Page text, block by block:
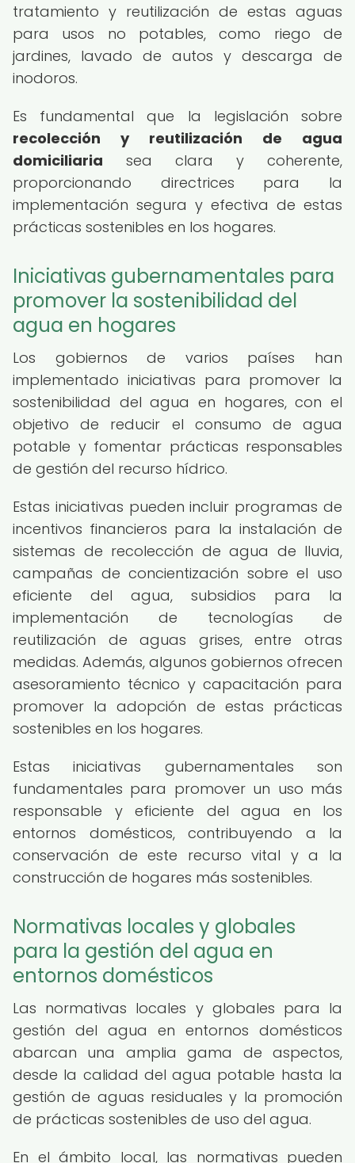
tratamiento y reutilización de estas aguas
para usos no potables, como riego de
jardines, lavado de autos y descarga de
inodoros.
Es fundamental que la legislación sobre
recolección y reutilización de agua
domiciliaria sea clara y coherente,
proporcionando directrices para la
implementación segura y efectiva de estas
prácticas sostenibles en los hogares.
Iniciativas gubernamentales para
promover la sostenibilidad del
agua en hogares
Los gobiernos de varios países han
implementado iniciativas para promover la
sostenibilidad del agua en hogares, con el
objetivo de reducir el consumo de agua
potable y fomentar prácticas responsables
de gestión del recurso hídrico.
Estas iniciativas pueden incluir programas de
incentivos financieros para la instalación de
sistemas de recolección de agua de lluvia,
campañas de concientización sobre el uso
eficiente del agua, subsidios para la
implementación de tecnologías de
reutilización de aguas grises, entre otras
medidas. Además, algunos gobiernos ofrecen
asesoramiento técnico y capacitación para
promover la adopción de estas prácticas
sostenibles en los hogares.
Estas iniciativas gubernamentales son
fundamentales para promover un uso más
responsable y eficiente del agua en los
entornos domésticos, contribuyendo a la
conservación de este recurso vital y a la
construcción de hogares más sostenibles.
Normativas locales y globales
para la gestión del agua en
entornos domésticos
Las normativas locales y globales para la
gestión del agua en entornos domésticos
abarcan una amplia gama de aspectos,
desde la calidad del agua potable hasta la
gestión de aguas residuales y la promoción
de prácticas sostenibles de uso del agua.
En el ámbito local, las normativas pueden